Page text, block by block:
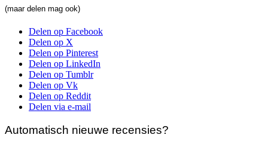
(maar delen mag ook)
Delen op Facebook
Delen op X
Delen op Pinterest
Delen op LinkedIn
Delen op Tumblr
Delen op Vk
Delen op Reddit
Delen via e-mail
Automatisch nieuwe recensies?